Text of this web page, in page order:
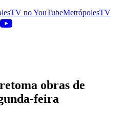
noYouTubeMetrópolesTV
obras de
feira